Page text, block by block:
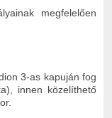
megfelelően
3-as kapuján fog
innen közelíthető